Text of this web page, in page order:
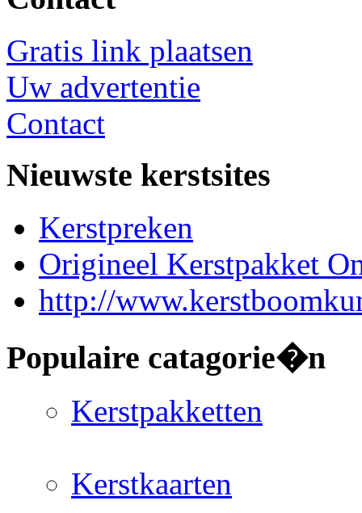
Gratis link plaatsen
Uw advertentie
Contact
Nieuwste kerstsites
Kerstpreken
Origineel Kerstpakket
http://
Populaire catagorie�n
Kerstpakketten
Kerstkaarten